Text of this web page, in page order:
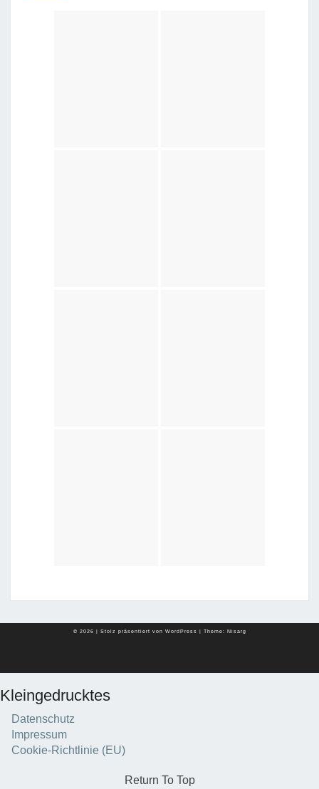
© 2026 Stolz präsentiert von WordPress Theme: Nisarg
Kleingedrucktes
Datenschutz
Impressum
Cookie-Richtlinie (EU)
Return To Top